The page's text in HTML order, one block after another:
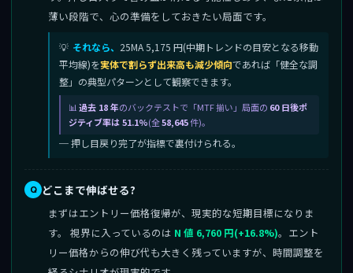
薄い段階で、心の準備をしておきたい局面です。
それなら、 25MA 5,175 円(中期トレンドの目安となる移動
平均線)を実体で割らず出来高も減少傾向であれば「健全な調
整」の典型パターンとして観察できます。
過去 18 年のバックテストで「MTF 揃い」局面の 60 日後ポ
ジティブ率は 51.1%(全58,645件)。
─ 押し目戻り完了が指標で裏付けられる。
どこまで伸ばせる?
まずはエントリー価格復帰が、現実的な短期目標になりま
す。 視界に入っているのは N 値 6,760 円(+16.8%)。エント
リー価格からの伸び代も大きく残っていますが、時間調整を